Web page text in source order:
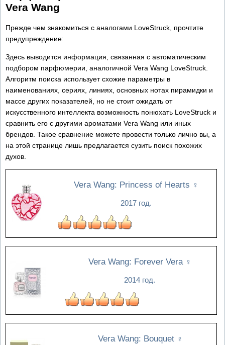
Vera Wang
Прежде чем знакомиться с аналогами LoveStruck, прочтите
предупреждение:
Здесь выводится информация, связанная с автоматическим
подбором парфюмерии, аналогичной Vera Wang LoveStruck.
Алгоритм поиска использует схожие параметры в
наименованиях, сериях, линиях, основных нотах пирамидки и
массе других показателей, но не стоит ожидать от
искусственного интеллекта возможность понюхать LoveStruck и
сравнить его с другими ароматами Vera Wang или иных
брендов. Такое сравнение можете провести только лично вы, а
на этой странице лишь предлагается сузить поиск похожих
духов.
Vera Wang: Princess of Hearts ♀
2017 год.
Vera Wang: Forever Vera ♀
2014 год.
Vera Wang: Bouquet ♀